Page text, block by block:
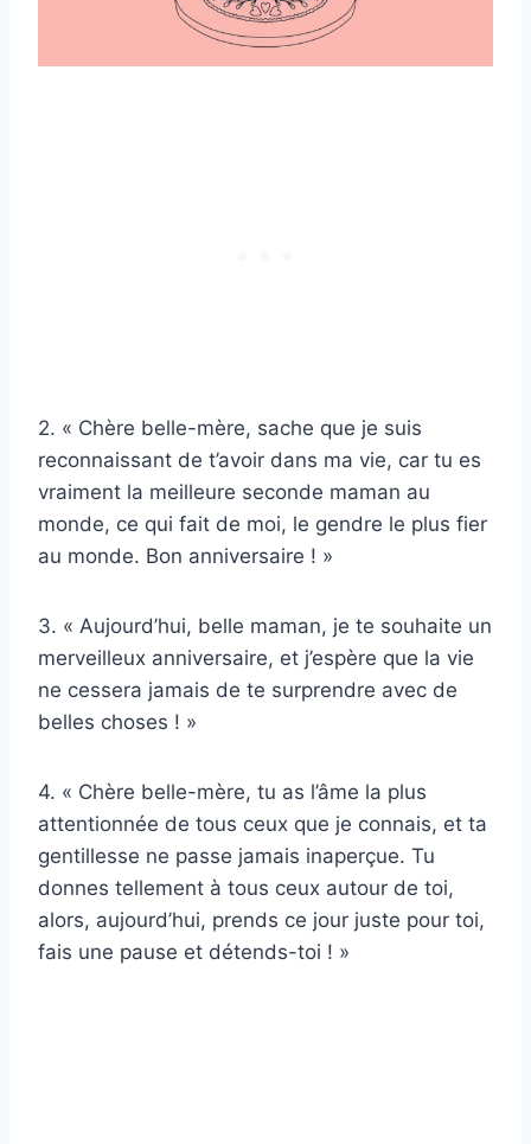
2. « Chère belle-mère, sache que je suis
reconnaissant de t’avoir dans ma vie, car tu es
vraiment la meilleure seconde maman au
monde, ce qui fait de moi, le gendre le plus fier
au monde. Bon anniversaire ! »
3. « Aujourd’hui, belle maman, je te souhaite un
merveilleux anniversaire, et j’espère que la vie
ne cessera jamais de te surprendre avec de
belles choses ! »
4. « Chère belle-mère, tu as l’âme la plus
attentionnée de tous ceux que je connais, et ta
gentillesse ne passe jamais inaperçue. Tu
donnes tellement à tous ceux autour de toi,
alors, aujourd’hui, prends ce jour juste pour toi,
fais une pause et détends-toi ! »